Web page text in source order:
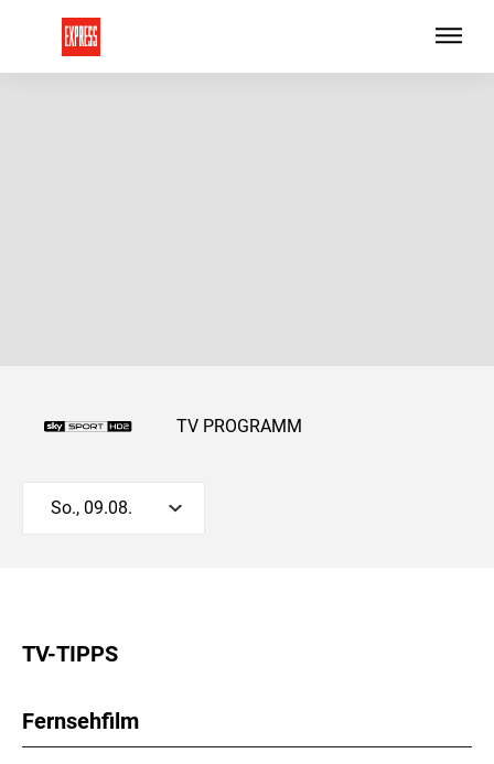
TV PROGRAMM
So., 09.08.
TV-TIPPS
Fernsehfilm